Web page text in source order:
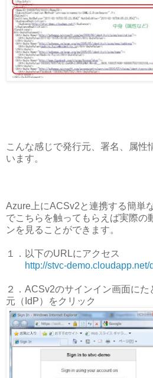
こんな感じで発行元、署名、属性
います。
Azure上にACSv2と連携する簡単
でこちらを触ってもらえば実際の
ンを見ることができます。
１．以下のURLにアクセス
http://stvc-demo.cloudapp.net/
２．ACSv2のサインイン画面に
元（IdP）をクリック